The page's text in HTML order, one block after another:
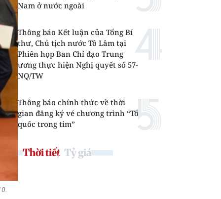
Nam ở nước ngoài
Thông báo Kết luận của Tổng Bí
thư, Chủ tịch nước Tô Lâm tại
Phiên họp Ban Chỉ đạo Trung
ương thực hiện Nghị quyết số 57-
NQ/TW
Thông báo chính thức về thời
gian đăng ký vé chương trình “Tổ
quốc trong tim”
Thời tiết Tỷ giá